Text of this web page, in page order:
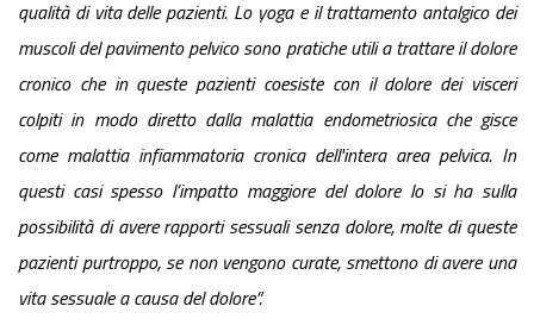
qualità di vita delle pazienti. Lo yoga e il trattamento antalgico dei
muscoli del pavimento pelvico sono pratiche utili a trattare il dolore
cronico che in queste pazienti coesiste con il dolore dei visceri
colpiti in modo diretto dalla malattia endometriosica che gisce
come malattia infiammatoria cronica dell'intera area pelvica. In
questi casi spesso l’impatto maggiore del dolore lo si ha sulla
possibilità di avere rapporti sessuali senza dolore, molte di queste
pazienti purtroppo, se non vengono curate, smettono di avere una
vita sessuale a causa del dolore”.